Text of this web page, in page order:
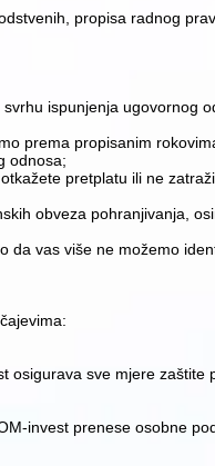
propisa radnog
ispunjenja ugovornog
prema propisanim
odnosa;
pretplatu ili ne
obveza pohranjivanja,
da vas više ne možemo
osigurava sve mjere zaštite
invest prenese osobne